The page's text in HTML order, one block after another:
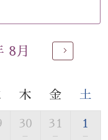
みが遅く新鮮で若返り
け流しの温泉の質を楽し
8月
木 金 土
30
—
31
—
1
—